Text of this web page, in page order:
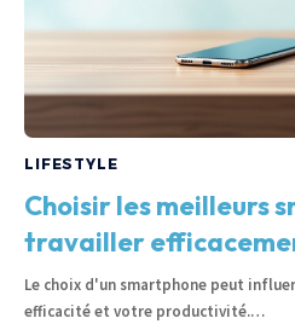
LIFESTYLE
Choisir les meilleurs
travailler
Le choix d'un smartphone peut
efficacité et votre productivité.…